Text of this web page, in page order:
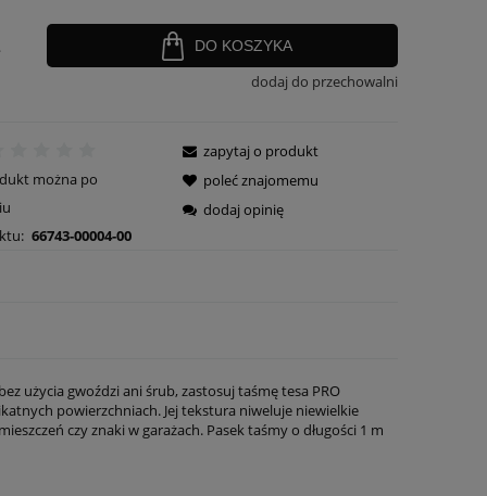
DO KOSZYKA
dodaj do przechowalni
można po
66743-00004-00
zapytaj o produkt
poleć znajomemu
dodaj opinię
użycia gwoździ ani śrub, zastosuj taśmętesa PRO
powierzchniach. Jej tekstura niweluje niewielkie
czy znaki w garażach. Pasek taśmy o długości 1 m